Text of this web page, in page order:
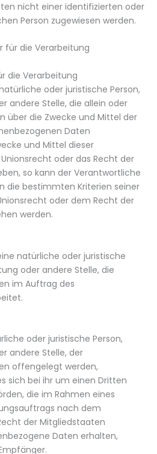
nicht einer identifizierten oder
Person zugewiesen werden.
für die Verarbeitung
die Verarbeitung
oder juristische Person,
andere Stelle, die allein oder
über die Zwecke und Mittel der
Daten
und Mittel dieser
oder das Recht der
so kann der Verantwortliche
die bestimmten Kriterien seiner
oder dem Recht der
werden.
natürliche oder juristische
oder andere Stelle, die
im Auftrag des
oder juristische Person,
andere Stelle, der
offengelegt werden,
sich bei ihr um einen Dritten
die im Rahmen eines
nach dem
der Mitgliedstaaten
Daten erhalten,